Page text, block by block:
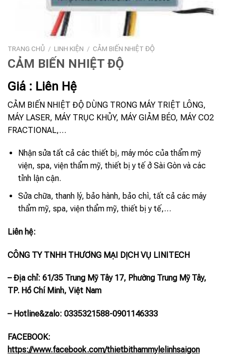
TRANG CHỦ / LINH KIỆN / CẢM BIẾN NHIỆT ĐỘ
CẢM BIẾN NHIỆT ĐỘ
Giá : Liên Hệ
CẢM BIẾN NHIỆT ĐỘ DÙNG TRONG MÁY TRIỆT LÔNG,
MÁY LASER, MÁY TRỤC KHỦY, MÁY GIẢM BÉO, MÁY CO2
FRACTIONAL,…
Nhận sửa tất cả các thiết bị, máy móc của thẩm mỹ
viện, spa, viện thẩm mỹ, thiết bị y tế ở Sài Gòn và các
tỉnh lận cận.
Sửa chữa, thanh lý, bảo hành, bảo chì, tất cả các máy
thẩm mỹ, spa, viện thẩm mỹ, thiết bị y tế,…
Liên hệ:
CÔNG TY TNHH THƯƠNG MẠI DỊCH VỤ LINITECH
– Địa chỉ: 61/35 Trung Mỹ Tây 17, Phường Trung Mỹ Tây,
TP. Hồ Chí Minh, Việt Nam
– Hotline&zalo: 0335321588-0901146333
FACEBOOK:
https://www.facebook.com/thietbithammylelinhsaigon